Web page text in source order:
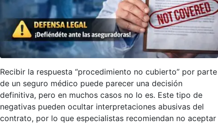
Recibir la respuesta “procedimiento no cubierto” por parte
de un seguro médico puede parecer una decisión
definitiva, pero en muchos casos no lo es. Este tipo de
negativas pueden ocultar interpretaciones abusivas del
contrato, por lo que especialistas recomiendan no aceptar